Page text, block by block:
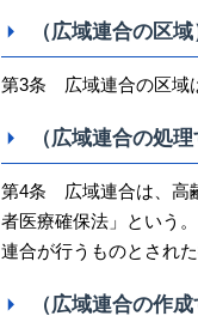
（広域連合の区域
第3条 広域連合の区域
（広域連合の処理
第4条 広域連合は、高
者医療確保法」という
連合が行うものとされ
（広域連合の作